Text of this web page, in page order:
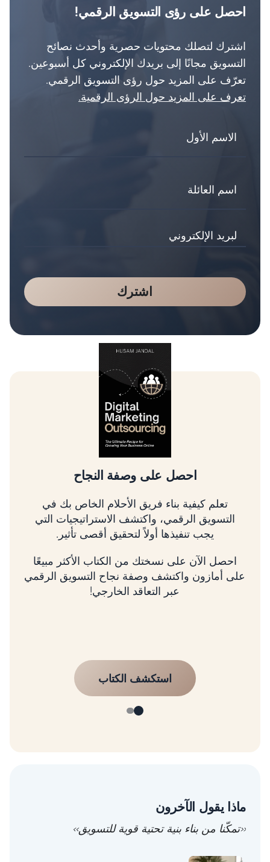
احصل على رؤى التسويق الرقمي!
اشترك لتصلك محتويات حصرية وأحدث نصائح
التسويق مجانًا إلى بريدك الإلكتروني كل أسبوعين.
تعرّف على المزيد حول رؤى التسويق الرقمي.
تعرف على المزيد حول الرؤى الرقمية.
اشترك
تسلق شجرة التسويق الرقمي
تعلم كيفية تحديد أولويات الأمور الأكثر أهمية، وربط
استراتيجيتك بالإيرادات، وتنمية عملك باستخدام
إطار عمل مثبت.
ماذا يقول الآخرون
«تمكّنا من بناء بنية تحتية قوية للتسويق»